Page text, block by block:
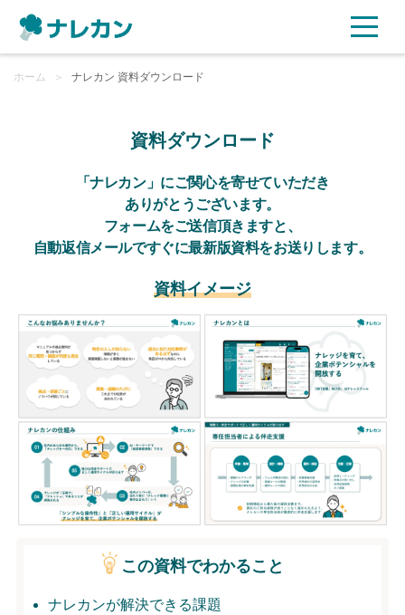
ご利用プラン
ご利用企業様の声
セキュリティ
よくある質問
資料ダウンロード
無料トライアル
ログイン
ホーム ＞ ナレカン 資料ダウンロード
資料ダウンロード
「ナレカン」にご関心を寄せていただき
ありがとうございます。
フォームをご送信頂きますと、
自動返信メールですぐに最新版資料をお送りします。
資料イメージ
この資料でわかること
ナレカンが解決できる課題